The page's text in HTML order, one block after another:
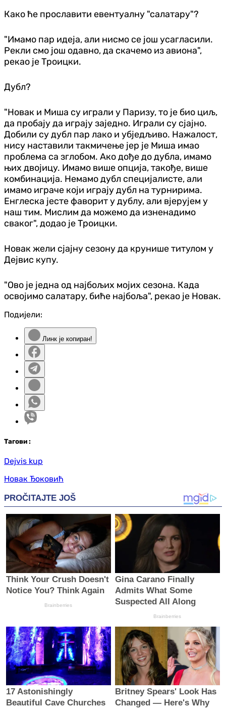
Како ће прославити евентуалну "салатару"?
"Имамо пар идеја, али нисмо се још усагласили.
Рекли смо још одавно, да скачемо из авиона",
рекао је Троицки.
Дубл?
"Новак и Миша су играли у Паризу, то је био циљ,
да пробају да играју заједно. Играли су сјајно.
Добили су дубл пар лако и убједљиво. Нажалост,
нису наставили такмичење јер је Миша имао
проблема са зглобом. Ако дође до дубла, имамо
њих двојицу. Имамо више опција, такође, више
комбинација. Немамо дубл специјалисте, али
имамо играче који играју дубл на турнирима.
Енглеска јесте фаворит у дублу, али вјерујем у
наш тим. Мислим да можемо да изненадимо
сваког", додао је Троицки.
Новак жели сјајну сезону да крунише титулом у
Дејвис купу.
"Ово је једна од најбољих мојих сезона. Када
освојимо салатару, биће најбоља", рекао је Новак.
Подијели:
Линк је копиран!
Тагови :
Dejvis kup
Новак Ђоковић